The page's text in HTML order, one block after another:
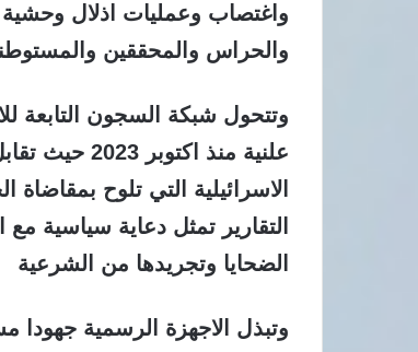
واغتصاب وعمليات اذلال وحشية
والحراس والمحققين
وتتحول شبكة السجون التابعة
علنية منذ
الاسرائيلية التي تلوح
التقارير تمثل دعاية سياسية
الضحايا وتجريدها من الشرعية
وتبذل الاجهزة الرسمية جهودا